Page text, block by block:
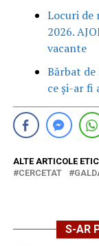
Locuri de
2026.
vacante
Bărbat de
ce și-ar fi
ALTE ARTICOLE
CERCETAT
S-AR